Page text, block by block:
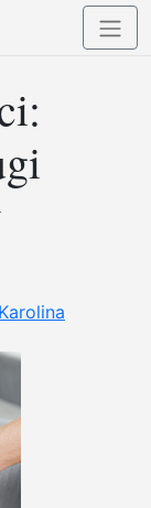
Karolina